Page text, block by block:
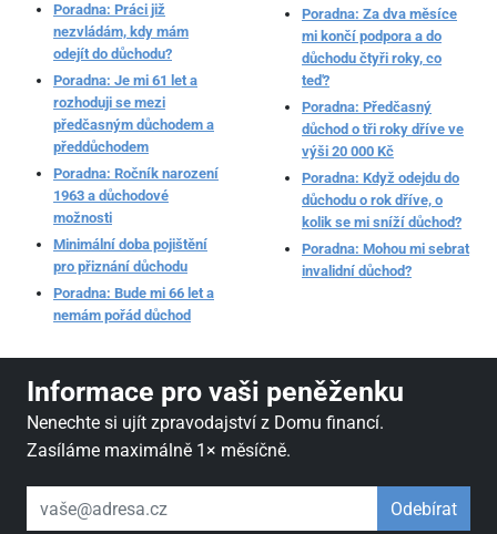
Poradna: Práci již
nezvládám, kdy mám
odejít do důchodu?
Poradna: Je mi 61 let a
rozhoduji se mezi
předčasným důchodem a
předdůchodem
Poradna: Ročník narození
1963 a důchodové
možnosti
Minimální doba pojištění
pro přiznání důchodu
Poradna: Bude mi 66 let a
nemám pořád důchod
Poradna: Za dva měsíce
mi končí podpora a do
důchodu čtyři roky, co
teď?
Poradna: Předčasný
důchod o tři roky dříve ve
výši 20 000 Kč
Poradna: Když odejdu do
důchodu o rok dříve, o
kolik se mi sníží důchod?
Poradna: Mohou mi sebrat
invalidní důchod?
Informace pro vaši peněženku
Nenechte si ujít zpravodajství z Domu financí.
Zasíláme maximálně 1× měsíčně.
váš email Odebírat